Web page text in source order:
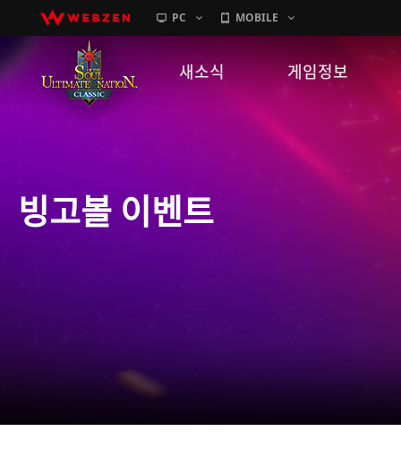
PC MOBILE
새소식
GM노트
게임정보
캐릭터소개
빙고볼 이벤트